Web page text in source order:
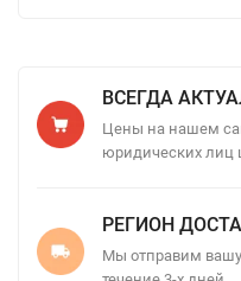
ВСЕГДА
Цены на нашем
юридических лиц
РЕГИОН
Мы отправим вашу